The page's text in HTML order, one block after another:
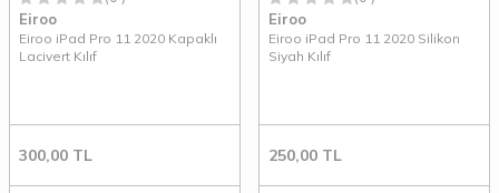
Eiroo
Eiroo iPad Pro 11 2020 Kapaklı
Lacivert Kılıf
300,00 TL
Eiroo
Eiroo iPad Pro 11 2020 Silikon
Siyah Kılıf
250,00 TL